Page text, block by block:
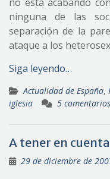
ninguna de las
separación de la
ataque a los
Siga leyendo…
Actualidad de España,
iglesia
5 comentarios
A tener en cuenta
29 de diciembre de